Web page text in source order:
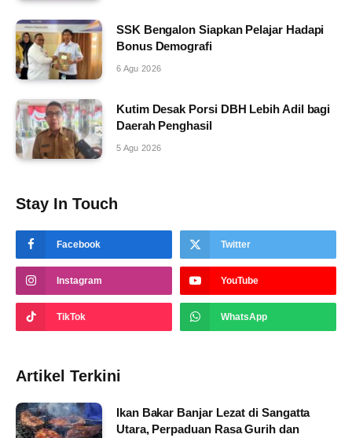
SSK Bengalon Siapkan Pelajar Hadapi
Bonus Demografi
6 Agu 2026
Kutim Desak Porsi DBH Lebih Adil bagi
Daerah Penghasil
5 Agu 2026
Stay In Touch
Facebook Twitter
Instagram YouTube
TikTok WhatsApp
Artikel Terkini
Ikan Bakar Banjar Lezat di Sangatta
Utara, Perpaduan Rasa Gurih dan